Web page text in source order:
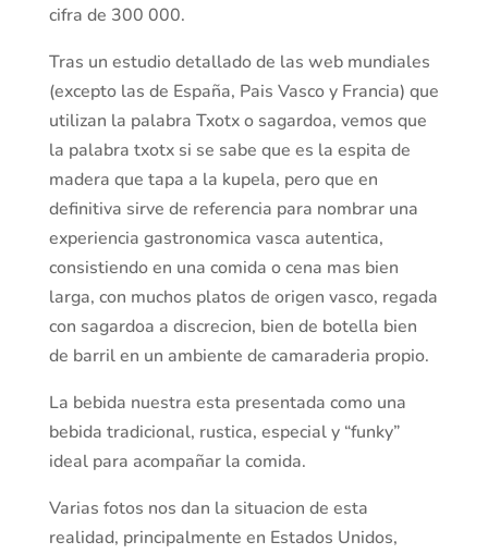
cifra de 300 000.
Tras un estudio detallado de las web mundiales
(excepto las de España, Pais Vasco y Francia) que
utilizan la palabra Txotx o sagardoa, vemos que
la palabra txotx si se sabe que es la espita de
madera que tapa a la kupela, pero que en
definitiva sirve de referencia para nombrar una
experiencia gastronomica vasca autentica,
consistiendo en una comida o cena mas bien
larga, con muchos platos de origen vasco, regada
con sagardoa a discrecion, bien de botella bien
de barril en un ambiente de camaraderia propio.
La bebida nuestra esta presentada como una
bebida tradicional, rustica, especial y “funky”
ideal para acompañar la comida.
Varias fotos nos dan la situacion de esta
realidad, principalmente en Estados Unidos,